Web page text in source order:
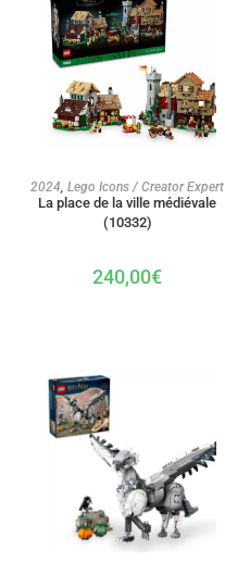
AJOUTER AU PANIER
2024, Lego Icons / Creator Expert
La place de la ville médiévale
(10332)
240,00€